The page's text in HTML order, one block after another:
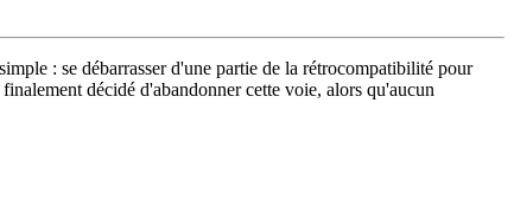
: se débarrasser d'une partie de la rétrocompatibilité pour
décidé d'abandonner cette voie, alors qu'aucun